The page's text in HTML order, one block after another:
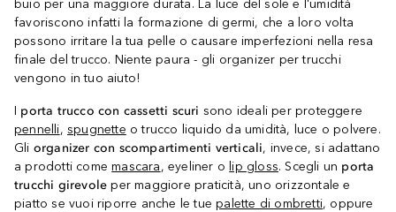
buio per una maggiore durata. La luce del sole e l'umidità
favoriscono infatti la formazione di germi, che a loro volta
possono irritare la tua pelle o causare imperfezioni nella resa
finale del trucco. Niente paura - gli organizer per trucchi
vengono in tuo aiuto!
I porta trucco con cassetti scuri sono ideali per proteggere
pennelli,spugnette o trucco liquido da umidità, luce o polvere.
Gli organizer con scompartimenti verticali, invece, si adattano
a prodotti comemascara, eyeliner o lip gloss. Scegli un porta
trucchi girevole per maggiore praticità, uno orizzontale e
piatto se vuoi riporre anche le tuepalette di ombretti, oppure